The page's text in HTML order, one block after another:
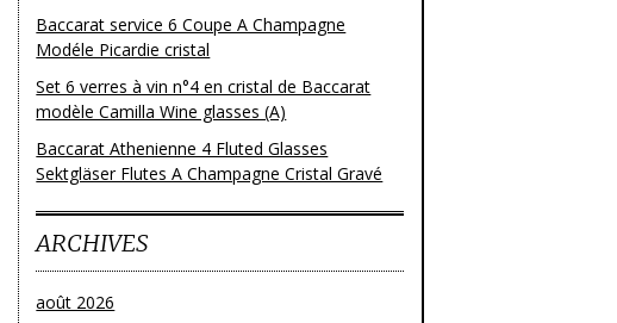
Baccarat service 6 Coupe A Champagne
Modéle Picardie cristal
Set 6 verres à vin n°4 en cristal de Baccarat
modèle Camilla Wine glasses (A)
Baccarat Athenienne 4 Fluted Glasses
Sektgläser Flutes A Champagne Cristal Gravé
ARCHIVES
août 2026